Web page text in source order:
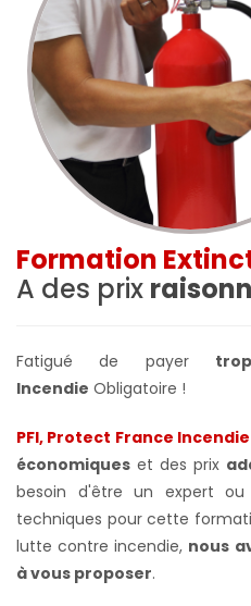
Formation
A des prix
Fatigué de payer
Incendie Obligatoire !
PFI, Protect France Incendie
économiques et des prix
besoin d'être un expert ou
techniques pour cette
lutte contre incendie, nous
à vous proposer.